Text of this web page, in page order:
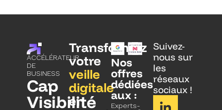
ACCÉLÉRATEUR
DE
BUSINESS
Cap
Visibilité
Transformez
votre
veille
digitale
en
Nos
offres
dédiées
aux :
Experts-
Suivez-
nous sur
les
réseaux
sociaux !